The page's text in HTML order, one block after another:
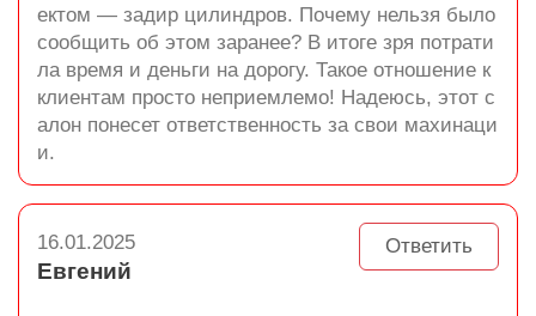
ектом — задир цилиндров. Почему нельзя было
сообщить об этом заранее? В итоге зря потрати
ла время и деньги на дорогу. Такое отношение к
клиентам просто неприемлемо! Надеюсь, этот с
алон понесет ответственность за свои махинаци
и.
Ответить
16.01.2025
Евгений